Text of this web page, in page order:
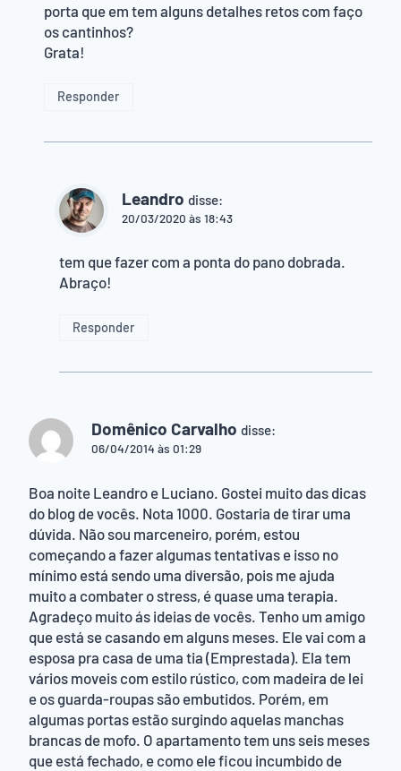
porta que em tem alguns detalhes retos com faço
os cantinhos?
Grata!
Responder
Leandro disse:
20/03/2020 às 18:43
tem que fazer com a ponta do pano dobrada.
Abraço!
Responder
Domênico Carvalho disse:
06/04/2014 às 01:29
Boa noite Leandro e Luciano. Gostei muito das dicas
do blog de vocês. Nota 1000. Gostaria de tirar uma
dúvida. Não sou marceneiro, porém, estou
começando a fazer algumas tentativas e isso no
mínimo está sendo uma diversão, pois me ajuda
muito a combater o stress, é quase uma terapia.
Agradeço muito ás ideias de vocês. Tenho um amigo
que está se casando em alguns meses. Ele vai com a
esposa pra casa de uma tia (Emprestada). Ela tem
vários moveis com estilo rústico, com madeira de lei
e os guarda-roupas são embutidos. Porém, em
algumas portas estão surgindo aquelas manchas
brancas de mofo. O apartamento tem uns seis meses
que está fechado, e como ele ficou incumbido de